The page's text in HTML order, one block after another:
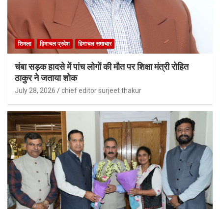
शिमला हिमाचल प्रदेश हिमाचल समाचार
चंबा सड़क हादसे में पांच लोगों की मौत पर शिक्षा मंत्री रोहित
ठाकुर ने जताया शोक
July 28, 2026 chief editor surjeet thakur